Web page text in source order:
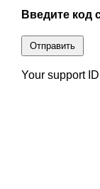
Введите код
Отправить
Your support